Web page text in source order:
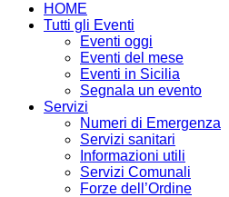
HOME
Tutti gli Eventi
Eventi oggi
Eventi del mese
Eventi in Sicilia
Segnala un evento
Servizi
Numeri di Emergenza
Servizi sanitari
Informazioni utili
Servizi Comunali
Forze dell’Ordine